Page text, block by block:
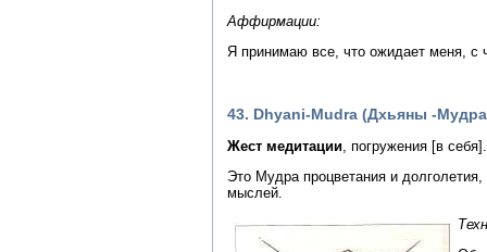
Аффирмации:
Я принимаю все, что ожидает меня, с
43. Dhyani-Mudra (Дхьяны -
Жест медитации, погружения [в себя].
Это Мудра процветания и
мыслей.